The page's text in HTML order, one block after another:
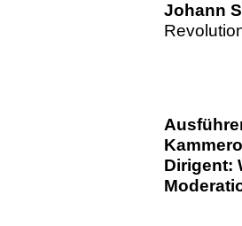
Johann
Dirigent: